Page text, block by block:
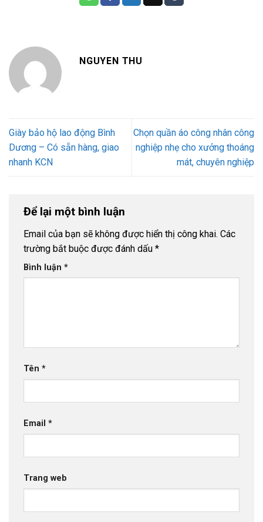
NGUYEN THU
Giày bảo hộ lao động Bình
Dương – Có sẵn hàng, giao
nhanh KCN
Chọn quần áo công nhân công
nghiệp nhẹ cho xưởng thoáng
mát, chuyên nghiệp
Để lại một bình luận
Email của bạn sẽ không được hiển thị công khai. Các
trường bắt buộc được đánh dấu *
Bình luận *
Tên *
Email *
Trang web